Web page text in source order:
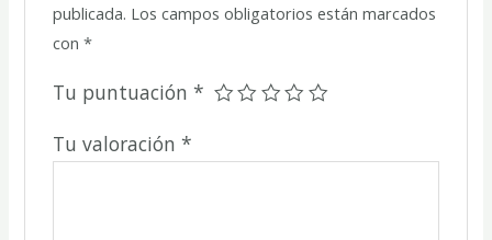
publicada. Los campos obligatorios están marcados
con *
Tu puntuación *
Tu valoración *